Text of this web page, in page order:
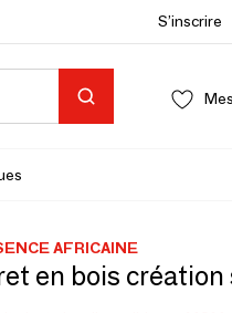
S’inscrire
AFRICAINE
en bois création